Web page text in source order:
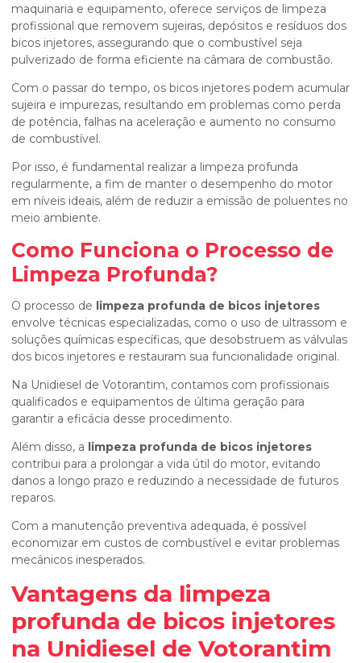
maquinaria e equipamento, oferece serviços de limpeza
profissional que removem sujeiras, depósitos e resíduos dos
bicos injetores, assegurando que o combustível seja
pulverizado de forma eficiente na câmara de combustão.
Com o passar do tempo, os bicos injetores podem acumular
sujeira e impurezas, resultando em problemas como perda
de potência, falhas na aceleração e aumento no consumo
de combustível.
Por isso, é fundamental realizar a limpeza profunda
regularmente, a fim de manter o desempenho do motor
em níveis ideais, além de reduzir a emissão de poluentes no
meio ambiente.
Como Funciona o Processo de
Limpeza Profunda?
O processo de limpeza profunda de bicos injetores
envolve técnicas especializadas, como o uso de ultrassom e
soluções químicas específicas, que desobstruem as válvulas
dos bicos injetores e restauram sua funcionalidade original.
Na Unidiesel de Votorantim, contamos com profissionais
qualificados e equipamentos de última geração para
garantir a eficácia desse procedimento.
Além disso, a limpeza profunda de bicos injetores
contribui para a prolongar a vida útil do motor, evitando
danos a longo prazo e reduzindo a necessidade de futuros
reparos.
Com a manutenção preventiva adequada, é possível
economizar em custos de combustível e evitar problemas
mecânicos inesperados.
Vantagens da limpeza
profunda de bicos injetores
na Unidiesel de Votorantim